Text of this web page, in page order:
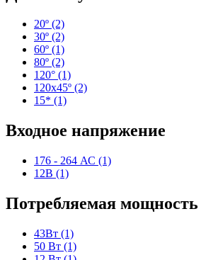
20º (2)
30º (2)
60º (1)
80º (2)
120° (1)
120х45º (2)
15* (1)
Входное напряжение
176 - 264 АС (1)
12В (1)
Потребляемая мощность
43Вт (1)
50 Вт (1)